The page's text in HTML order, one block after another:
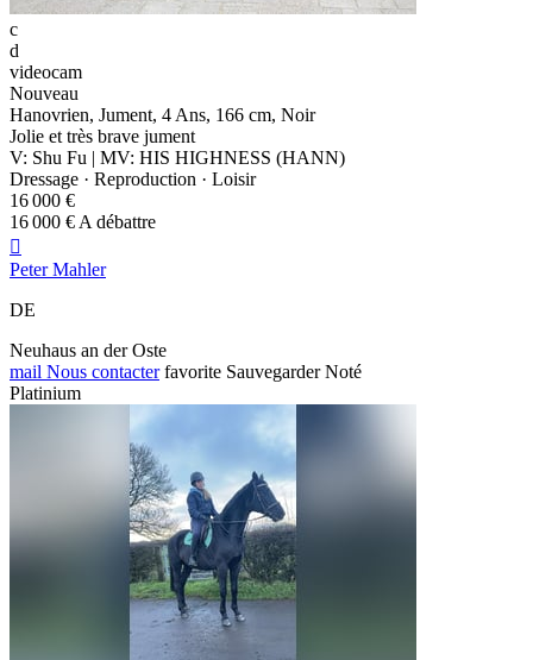
c
d
videocam
Nouveau
Hanovrien, Jument, 4 Ans, 166 cm, Noir
Jolie et très brave jument
V: Shu Fu | MV: HIS HIGHNESS (HANN)
Dressage · Reproduction · Loisir
16 000 €
16 000 € A débattre

Peter Mahler
DE
Neuhaus an der Oste
mail Nous contacter favorite Sauvegarder Noté
Platinium